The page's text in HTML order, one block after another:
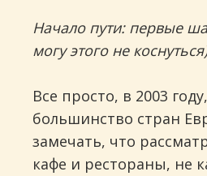
Начало пути: первые
могу этого не коснуться)
Все просто, в 2003
большинство стран
замечать, что
кафе и рестораны, не